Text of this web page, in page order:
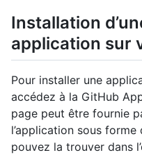
Installation
application sur
Pour installer une
accédez à la GitHub
page peut être fournie
l’application sous
pouvez la trouver dans